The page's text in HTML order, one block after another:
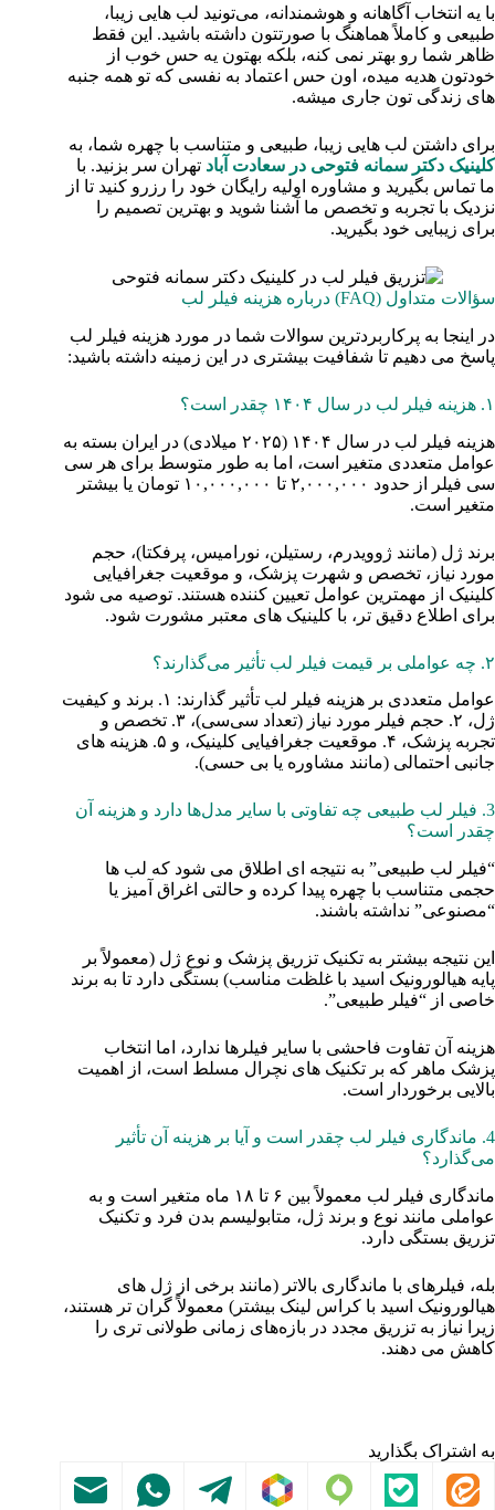
با یه انتخاب آگاهانه و هوشمندانه، می‌تونید لب‌ هایی زیبا،
طبیعی و کاملاً هماهنگ با صورتتون داشته باشید. این فقط
ظاهر شما رو بهتر نمی‌ کنه، بلکه بهتون یه حس خوب از
خودتون هدیه میده، اون حس اعتماد به نفسی که تو همه جنبه‌
های زندگی‌ تون جاری میشه.
برای داشتن لب‌ هایی زیبا، طبیعی و متناسب با چهره شما، به
کلینیک دکتر سمانه فتوحی در سعادت آباد تهران سر بزنید. با
ما تماس بگیرید و مشاوره اولیه رایگان خود را رزرو کنید تا از
نزدیک با تجربه و تخصص ما آشنا شوید و بهترین تصمیم را
برای زیبایی خود بگیرید.
سؤالات متداول (FAQ) درباره هزینه فیلر لب
در اینجا به پرکاربردترین سوالات شما در مورد هزینه فیلر لب
پاسخ می‌ دهیم تا شفافیت بیشتری در این زمینه داشته باشید:
۱. هزینه فیلر لب در سال ۱۴۰۴ چقدر است؟
هزینه فیلر لب در سال ۱۴۰۴ (۲۰۲۵ میلادی) در ایران بسته به
عوامل متعددی متغیر است، اما به طور متوسط برای هر سی‌
سی فیلر از حدود ۲,۰۰۰,۰۰۰ تا ۱۰,۰۰۰,۰۰۰ تومان یا بیشتر
متغیر است.
برند ژل (مانند ژوویدرم، رستیلن، نورامیس، پرفکتا)، حجم
مورد نیاز، تخصص و شهرت پزشک، و موقعیت جغرافیایی
کلینیک از مهمترین عوامل تعیین کننده هستند. توصیه می‌ شود
برای اطلاع دقیق‌ تر، با کلینیک‌ های معتبر مشورت شود.
۲. چه عواملی بر قیمت فیلر لب تأثیر می‌گذارند؟
عوامل متعددی بر هزینه فیلر لب تأثیر گذارند: ۱. برند و کیفیت
ژل، ۲. حجم فیلر مورد نیاز (تعداد سی‌سی)، ۳. تخصص و
تجربه پزشک، ۴. موقعیت جغرافیایی کلینیک، و ۵. هزینه‌ های
جانبی احتمالی (مانند مشاوره یا بی‌ حسی).
3. فیلر لب طبیعی چه تفاوتی با سایر مدل‌ها دارد و هزینه آن
چقدر است؟
“فیلر لب طبیعی” به نتیجه‌ ای اطلاق می‌ شود که لب‌ ها
حجمی متناسب با چهره پیدا کرده و حالتی اغراق‌ آمیز یا
“مصنوعی” نداشته باشند.
این نتیجه بیشتر به تکنیک تزریق پزشک و نوع ژل (معمولاً بر
پایه هیالورونیک اسید با غلظت مناسب) بستگی دارد تا به برند
خاصی از “فیلر طبیعی”.
هزینه آن تفاوت فاحشی با سایر فیلرها ندارد، اما انتخاب
پزشک ماهر که بر تکنیک‌ های نچرال مسلط است، از اهمیت
بالایی برخوردار است.
4. ماندگاری فیلر لب چقدر است و آیا بر هزینه آن تأثیر
می‌گذارد؟
ماندگاری فیلر لب معمولاً بین ۶ تا ۱۸ ماه متغیر است و به
عواملی مانند نوع و برند ژل، متابولیسم بدن فرد و تکنیک
تزریق بستگی دارد.
بله، فیلرهای با ماندگاری بالاتر (مانند برخی از ژل‌ های
هیالورونیک اسید با کراس‌ لینک بیشتر) معمولاً گران‌ تر هستند،
زیرا نیاز به تزریق مجدد در بازه‌های زمانی طولانی‌ تری را
کاهش می‌ دهند.
به اشتراک بگذارید